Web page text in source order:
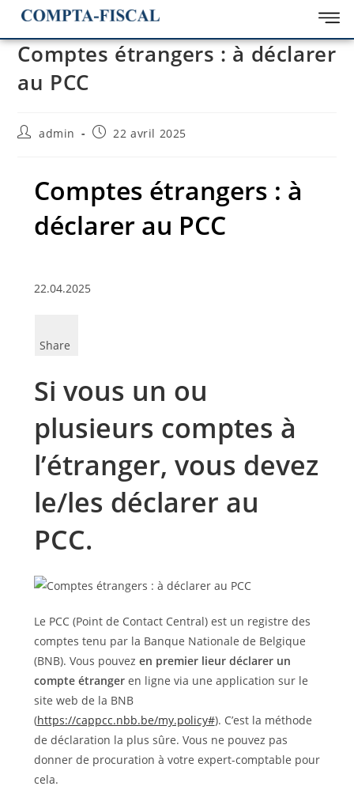
Comptes étrangers : à déclarer
au PCC
admin 22 avril 2025
Comptes étrangers : à
déclarer au PCC
22.04.2025
Share
Si vous un ou
plusieurs comptes à
l’étranger, vous devez
le/les déclarer au
PCC.
Le PCC (Point de Contact Central) est un registre des
comptes tenu par la Banque Nationale de Belgique
(BNB). Vous pouvez en premier lieur déclarer un
compte étrangeren ligne via une application sur le
site web de la BNB
(https://cappcc.nbb.be/my.policy#). C’est la méthode
de déclaration la plus sûre. Vous ne pouvez pas
donner de procuration à votre expert-comptable pour
cela.